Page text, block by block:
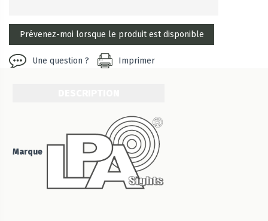
Une question ? Imprimer
Marque